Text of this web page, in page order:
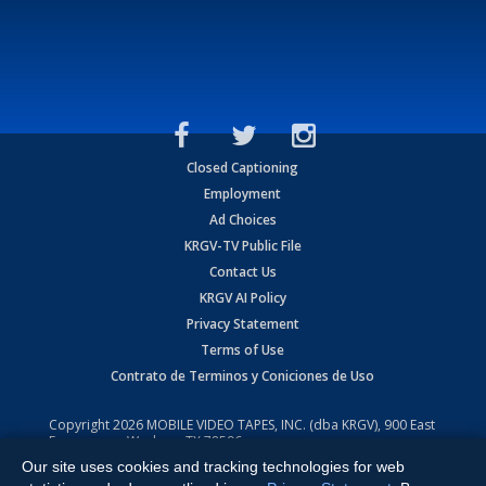
Closed Captioning
Employment
Ad Choices
KRGV-TV Public File
Contact Us
KRGV AI Policy
Privacy Statement
Terms of Use
Contrato de Terminos y Coniciones de Uso
Copyright2026 MOBILE VIDEO TAPES, INC. (dba KRGV), 900 East
Expressway, Weslaco, TX 78596.
All Rights Reserved. Powered by:Ruby Shore Software
Our site uses cookies and tracking technologies for web